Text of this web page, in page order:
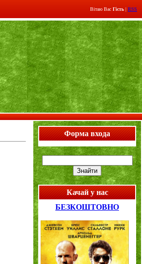
Вітаю Вас Гість | RSS
Форма входа
Качай у нас
БЕЗКОШТОВНО